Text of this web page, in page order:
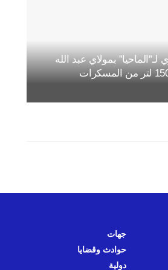
بمولاي عبد الله
جهات
حوادث وقضايا
دولية